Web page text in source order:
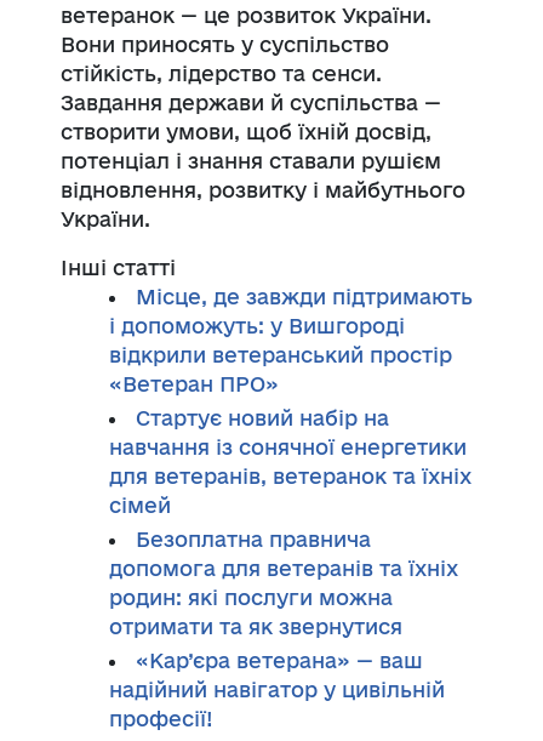
ветеранок — це розвиток України.
Вони приносять у суспільство
стійкість, лідерство та сенси.
Завдання держави й суспільства —
створити умови, щоб їхній досвід,
потенціал і знання ставали рушієм
відновлення, розвитку і майбутнього
України.
Інші статті
Місце, де завжди підтримають
і допоможуть: у Вишгороді
відкрили ветеранський простір
«Ветеран ПРО»
Стартує новий набір на
навчання із сонячної енергетики
для ветеранів, ветеранок та їхніх
сімей
Безоплатна правнича
допомога для ветеранів та їхніх
родин: які послуги можна
отримати та як звернутися
«Кар’єра ветерана» — ваш
надійний навігатор у цивільній
професії!